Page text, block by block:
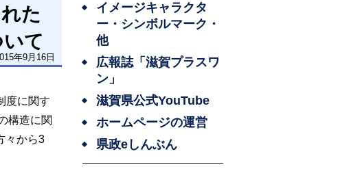
た
て
年9月16日
度に関す
構造に関
々から3
イメージキャラクタ
ー・シンボルマーク・
他
広報誌「滋賀プラスワ
ン」
滋賀県公式YouTube
ホームページの運営
県政eしんぶん